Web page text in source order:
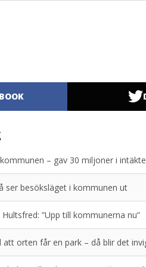
– gav 30 miljoner i
ser besöksläget i kommunen ut
”Upp till kommunerna nu”
orten får en park – då blir det